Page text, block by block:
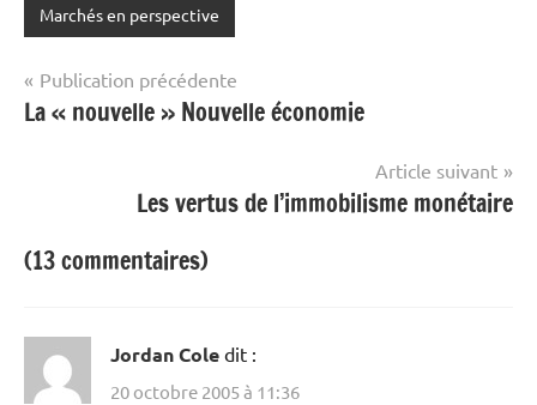
Marchés en perspective
Navigation
de
Publication précédente
La « nouvelle » Nouvelle économie
Article suivant
Les vertus de l’immobilisme monétaire
(13 commentaires)
Jordan Cole dit :
20 octobre 2005 à 11:36